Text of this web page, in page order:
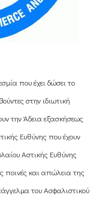
που έχει δώσει το
στην ιδιωτική
την Άδεια εξασκήσεως
Ευθύνης που έχουν
Αστικής Ευθύνης
ποινές και απώλεια της
του Ασφαλιστικού